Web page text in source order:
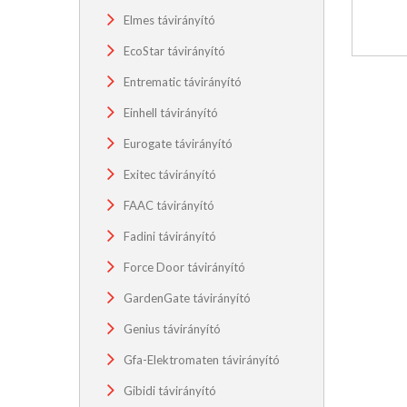
Elmes távirányító
EcoStar távirányító
Entrematic távirányító
Einhell távirányító
Eurogate távirányító
Exitec távirányító
FAAC távirányító
Fadini távirányító
Force Door távirányító
GardenGate távirányító
Genius távirányító
Gfa-Elektromaten távirányító
Gibidi távirányító